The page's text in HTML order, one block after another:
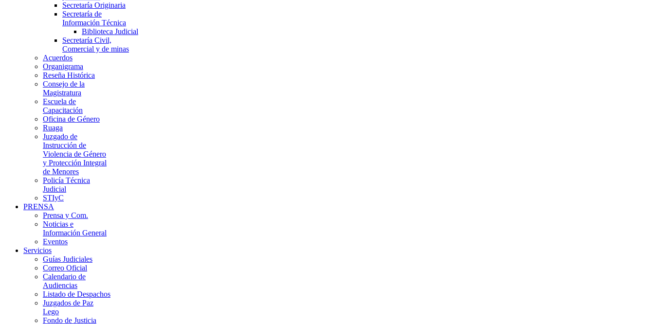
Secretaría Originaria
Secretaría de
Información Técnica
Biblioteca Judicial
Secretaría Civil,
Comercial y de minas
Acuerdos
Organigrama
Reseña Histórica
Consejo de la
Magistratura
Escuela de
Capacitación
Oficina de Género
Ruaga
Juzgado de
Instrucción de
Violencia de Género
y Protección Integral
de Menores
Policía Técnica
Judicial
STIyC
PRENSA
Prensa y Com.
Noticias e
Información General
Eventos
Servicios
Guías Judiciales
Correo Oficial
Calendario de
Audiencias
Listado de Despachos
Juzgados de Paz
Lego
Fondo de Justicia